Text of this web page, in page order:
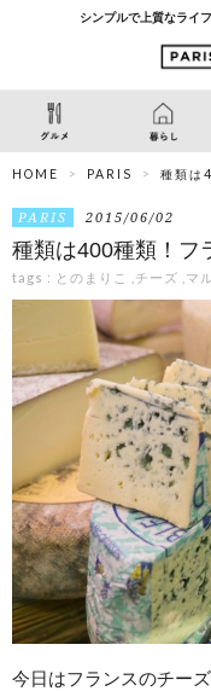
シンプルで上質なライ
HOME PARIS 種類は
PARIS 2015/06/02
種類は400種類！フ
tags : とのまりこ チーズ マ
今日はフランスのチー